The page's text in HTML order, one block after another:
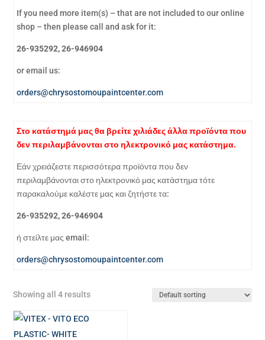
If you need more item(s) – that are not included to our online
shop – then please call and ask for it:
26-935292, 26-946904
or email us:
orders@chrysostomoupaintcenter.com
Στο κατάστημά μας θα βρείτε χιλιάδες άλλα προϊόντα που
δεν περιλαμβάνονται στο ηλεκτρονικό μας κατάστημα.
Εάν χρειάζεστε περισσότερα προϊόντα που δεν
περιλαμβάνονται στο ηλεκτρονικό μας κατάστημα τότε
παρακαλούμε καλέστε μας και ζητήστε τα:
26-935292, 26-946904
ή στείλτε μας email:
orders@chrysostomoupaintcenter.com
Showing all 4 results